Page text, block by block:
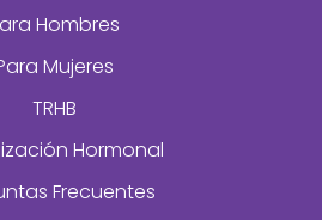
Hombres
Mujeres
TRHB
Hormonal
Frecuentes